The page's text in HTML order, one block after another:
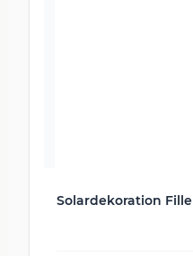
Solardekoration Fille